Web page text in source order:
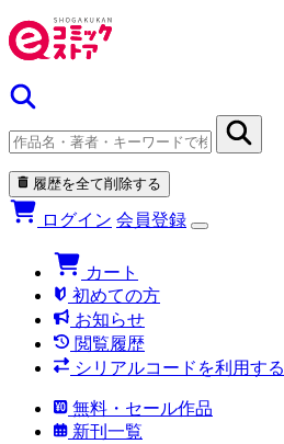
履歴を全て削除する
ログイン 会員登録
カート
初めての方
お知らせ
閲覧履歴
シリアルコードを利用する
無料・セール作品
新刊一覧